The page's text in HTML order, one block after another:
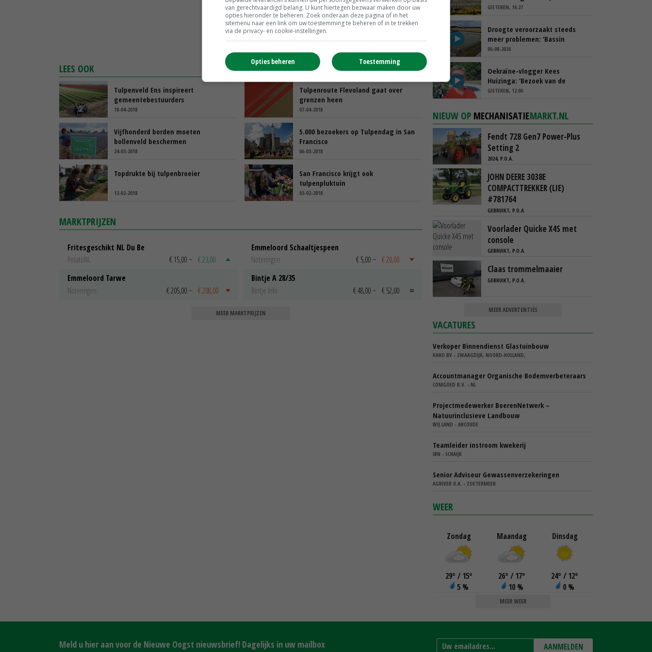
LEES OOK
Tulpenveld Ens inspireert
gemeentebestuurders
18-04-2018
Tulpenroute Flevoland gaat over
grenzen heen
07-04-2018
Vijfhonderd borden moeten
bollenveld beschermen
24-03-2018
5.000 bezoekers op Tulpendag in San
Francisco
06-03-2018
Topdrukte bij tulpenbroeier
13-02-2018
San Francisco krijgt ook
tulpenpluktuin
03-02-2018
MARKTPRIJZEN
Fritesgeschikt NL Du Be
PotatoNL
€ 15,00 ~ € 23,00
Emmeloord Tarwe
Noteringen
€ 205,00 ~ € 208,00
Emmeloord Schaaltjespeen
Noteringen
€ 5,00 ~ € 20,00
Bintje A 28/35
Bintje Info
€ 48,00 ~ € 52,00
MEER MARKTPRIJZEN
spreekt van ‘ondernemersrisico’
GISTEREN, 16:27
Droogte veroorzaakt steeds
meer problemen: ‘Bassin
afgelopen week al leeg’
06-08-2026
Oekraïne-vlogger Kees
Huizinga: ‘Bezoek van de
ambassade mag zelf groente
GISTEREN, 12:00
NIEUW OP MECHANISATIEMARKT.NL
Fendt 728 Gen7 Power-Plus
Setting 2
2024, P.O.A.
JOHN DEERE 3038E
COMPACTTREKKER (LIE)
#781764
GEBRUIKT, P.O.A.
Voorlader Quicke X4S met
console
GEBRUIKT, P.O.A.
Claas trommelmaaier
GEBRUIKT, P.O.A.
MEER ADVERTENTIES
VACATURES
Verkoper Binnendienst Glastuinbouw
KARO BV - ZWAAGDIJK, NOORD-HOLLAND,
Accountmanager Organische Bodemverbeteraars
COMGOED B.V. - NL
Projectmedewerker BoerenNetwerk –
Natuurinclusieve Landbouw
WIJ.LAND - ABCOUDE
Teamleider instroom kwekerij
IBN - SCHAIJK
Senior Adviseur Gewassenverzekeringen
AGRIVER U.A. - ZOETERMEER
WEER
Zondag
29° / 15°
5 %
Maandag
26° / 17°
10 %
Dinsdag
24° / 12°
0 %
MEER WEER
Meld u hier aan voor de Nieuwe Oogst nieuwsbrief! Dagelijks in uw mailbox AANMELDEN
van gerechtvaardigd belang. U kunt hiertegen bezwaar maken door uw
opties hieronder te beheren. Zoek onderaan deze pagina of in het
sitemenu naar een link om uw toestemming te beheren of in te trekken
via de privacy- en cookie-instellingen.
Toestemming
Opties beheren